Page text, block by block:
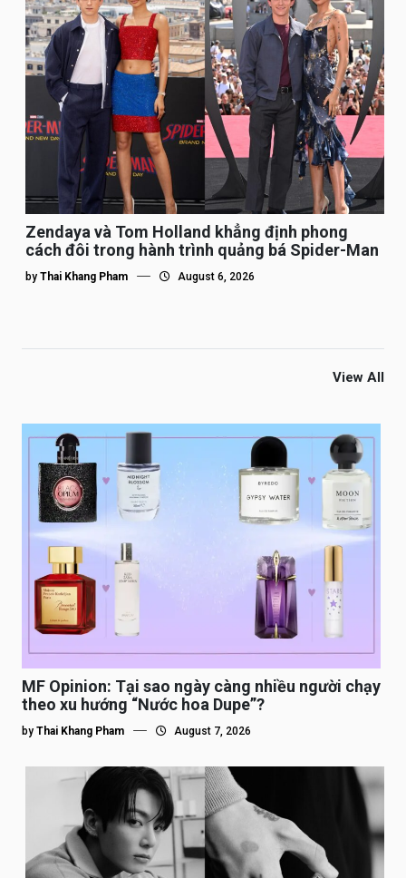
Zendaya và Tom Holland khẳng định phong
cách đôi trong hành trình quảng bá Spider-Man
by Thai Khang Pham August 6, 2026
View All
MF Opinion: Tại sao ngày càng nhiều người chạy
theo xu hướng “Nước hoa Dupe”?
by Thai Khang Pham August 7, 2026